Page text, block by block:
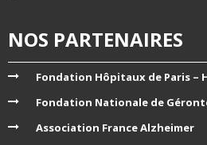
NOS PARTENAIRES
Fondation Hôpitaux de Paris –
Fondation Nationale de
Association France Alzheimer